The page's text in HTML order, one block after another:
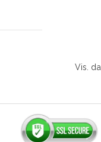
Vis.